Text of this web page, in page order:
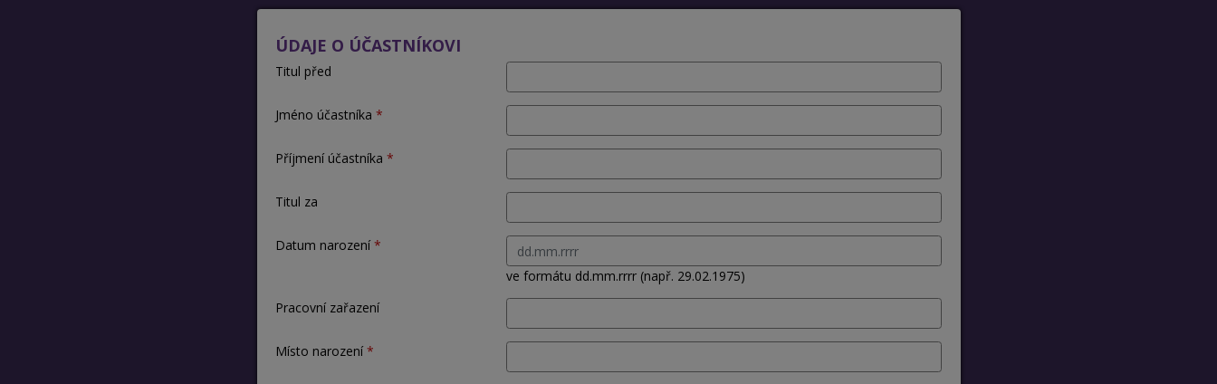
ÚDAJE O ÚČASTNÍKOVI
Titul před
Jméno účastníka
Příjmení účastníka
Titul za
Datum narození
ve formátu dd.mm.rrrr (např. 29.02.1975)
Pracovní zařazení
Místo narození